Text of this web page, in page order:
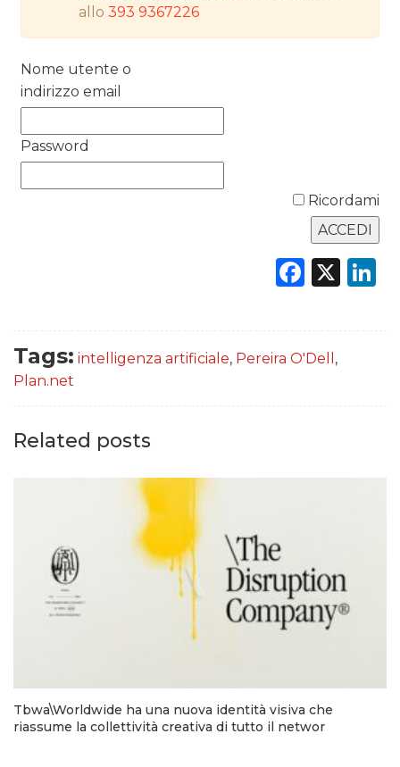
CASE HISTORY
OPINIONI
allo393 9367226
Nome utente o
indirizzo email
Password
Ricordami
X
Tags: intelligenza artificiale, Pereira O'Dell ,
Plan.net
Related posts
Tbwa\Worldwide ha una nuova identità visiva che
riassume la collettività creativa di tutto il networ